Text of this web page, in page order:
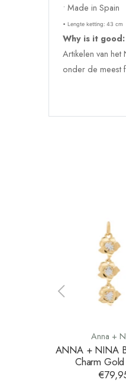
• Made in Spain
• Lengte ketting: 43 cm
Why is it good:
Artikelen van
onder de meest
Anna +
ANNA + NINA
Charm